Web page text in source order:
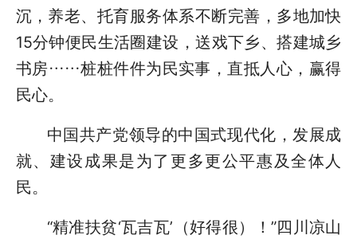
沉，养老、托育服务体系不断完善，多地加快
15分钟便民生活圈建设，送戏下乡、搭建城乡
书房……桩桩件件为民实事，直抵人心，赢得
民心。
中国共产党领导的中国式现代化，发展成
就、建设成果是为了更多更公平惠及全体人
民。
“精准扶贫‘瓦吉瓦’（好得很）！”四川凉山